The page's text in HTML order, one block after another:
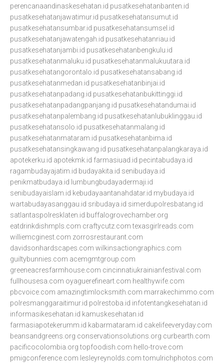
perencanaandinaskesehatan.id pusatkesehatanbanten.id
pusatkesehatanjawatimur.id pusatkesehatansumut.id
pusatkesehatansumbar.id pusatkesehatansumsel.id
pusatkesehatanjawatengah.id pusatkesehatanriau.id
pusatkesehatanjambi.id pusatkesehatanbengkulu.id
pusatkesehatanmaluku.id pusatkesehatanmalukuutara.id
pusatkesehatangorontalo.id pusatkesehatansabang.id
pusatkesehatanmedan.id pusatkesehatanbinjai.id
pusatkesehatanpadang.id pusatkesehatanbukittinggi.id
pusatkesehatanpadangpanjang.id pusatkesehatandumai.id
pusatkesehatanpalembang.id pusatkesehatanlubuklinggau.id
pusatkesehatansolo.id pusatkesehatanmalang.id
pusatkesehatanmataram.id pusatkesehatanbima.id
pusatkesehatansingkawang.id pusatkesehatanpalangkaraya.id
apotekerku.id apotekmk.id farmasiuad.id pecintabudaya.id
ragambudayajatim.id budayakita.id senibudaya.id
penikmatbudaya.id lumbungbudayadermaji.id
senibudayaislam.id kebudayaantanahdatar.id mybudaya.id
wartabudayasanggau.id sribudaya.id simerdupolresbatang.id
satlantaspolresklaten.id buffalogrovechamber.org
eatdrinkdishmpls.com craftycutz.com texasgirlreads.com
williemcginest.com zorrosrestaurant.com
davidsonhardscapes.com wilkinsactiongraphics.com
guiltybunnies.com acemgmtgroup.com
greeneacresfarmhouse.com cincinnatiukrainianfestival.com
fullhousesa.com oyaguerefineart.com healthywife.com
pbcvoice.com amazingtimlocksmith.com marrakechimmo.com
polresmanggaraitimur.id polrestoba.id infotentangkesehatan.id
informasikesehatan.id kamuskesehatan.id
farmasiapotekerumm.id kabarmataram.id cakelifeeveryday.com
beansandgreens.org conservationsolutions.org curbearth.com
pacificocolombia.org topfoodish.com hello-trove.com
pmigconference.com lesleyreynolds.com tomulrichphotos.com